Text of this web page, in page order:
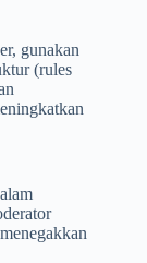
gunakan
(rules